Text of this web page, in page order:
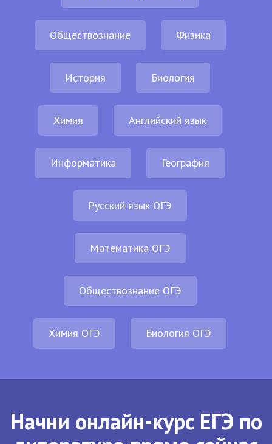
Обществознание Физика
История Биология
Химия Английский язык
Информатика География
Русский язык ОГЭ
Математика ОГЭ
Обществознание ОГЭ
Химия ОГЭ Биология ОГЭ
Начни онлайн-курс ЕГЭ по